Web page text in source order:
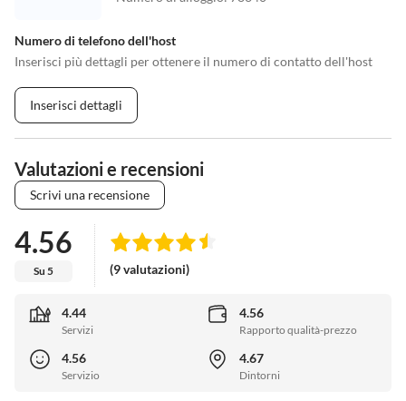
Numero di telefono dell'host
Inserisci più dettagli per ottenere il numero di contatto dell'host
Inserisci dettagli
Valutazioni e recensioni
Scrivi una recensione
4.56
Su 5 (9 valutazioni)
4.44
Servizi
4.56
Rapporto qualità-prezzo
4.56
Servizio
4.67
Dintorni